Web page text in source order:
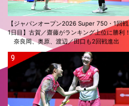
【ジャパンオープン2026 Super 750・1回戦
1日目】古賀／齋藤がランキング上位に勝利！
奈良岡、奥原、渡辺／田口も2回戦進出